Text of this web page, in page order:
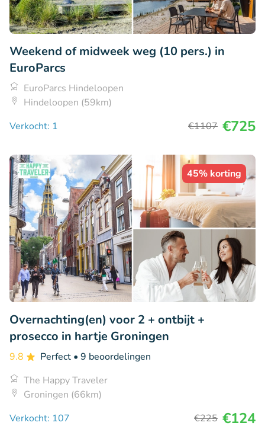
Weekend of midweek weg (10 pers.) in
EuroParcs
EuroParcs Hindeloopen
Hindeloopen (59km)
Verkocht: 1
€1107 €725
45% korting
Overnachting(en) voor 2 + ontbijt +
prosecco in hartje Groningen
9.8 Perfect • 9 beoordelingen
The Happy Traveler
Groningen (66km)
Verkocht: 107
€225 €124